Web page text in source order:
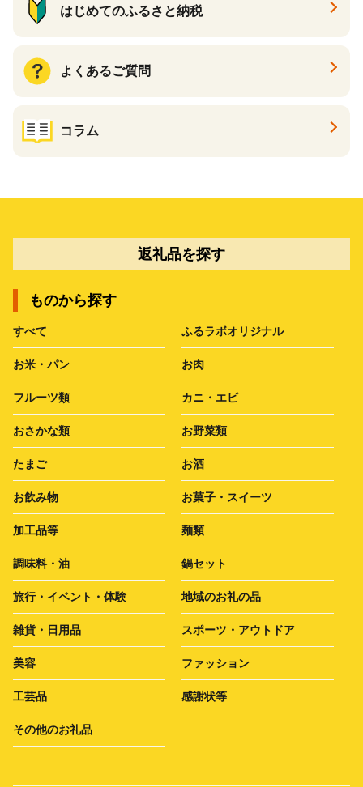
はじめてのふるさと納税
よくあるご質問
コラム
返礼品を探す
ものから探す
すべて ふるラボオリジナル
お米・パン お肉
フルーツ類 カニ・エビ
おさかな類 お野菜類
たまご お酒
お飲み物 お菓子・スイーツ
加工品等 麺類
調味料・油 鍋セット
旅行・イベント・体験 地域のお礼の品
雑貨・日用品 スポーツ・アウトドア
美容 ファッション
工芸品 感謝状等
その他のお礼品